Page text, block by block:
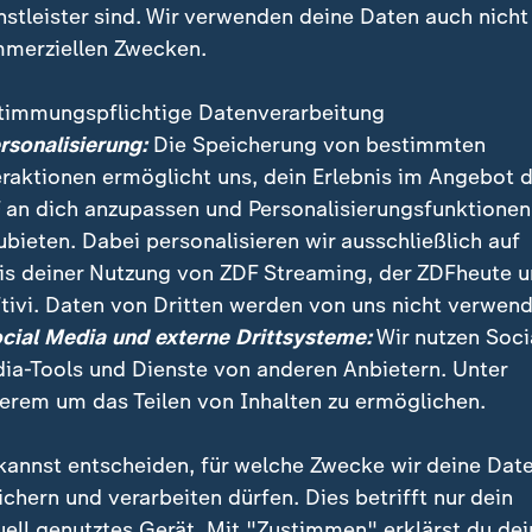
ein mutmaßlicher Reichsbürger festgenommen.
soll über das Darknet versucht haben, die
in Auftrag zu geben.
sind. Wir verwenden deine Daten auch nicht
Zwecken.
Datenverarbeitung
Die Speicherung von bestimmten
ermöglicht uns, dein Erlebnis im Angebot
an dich anzupassen und Personalisierungsfunktionen
Dabei personalisieren wir ausschließlich auf
deiner Nutzung von ZDF Streaming, der ZDFheute
Daten von Dritten werden von uns nicht
Media und externe Drittsysteme:Wir nutzen
Tools und Dienste von anderen Anbietern. Unter
um das Teilen von Inhalten zu ermöglichen.
entscheiden, für welche Zwecke wir deine
und verarbeiten dürfen. Dies betrifft nur dein